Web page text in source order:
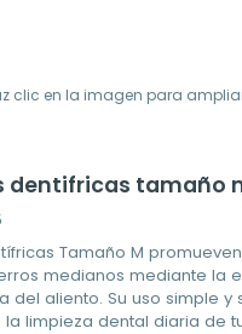
clic en la imagen para
dentifricas tamaño
Tamaño M
medianos mediante la
del aliento. Su uso simple y
limpieza dental diaria de